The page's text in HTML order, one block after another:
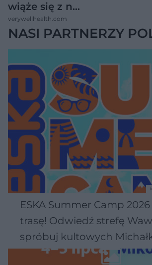
wiąże się z n…
verywellhealth.com
NASI PARTNERZY
ESKA Summer Camp
trasę! Odwiedź strefę
spróbuj kultowych
Wawelu